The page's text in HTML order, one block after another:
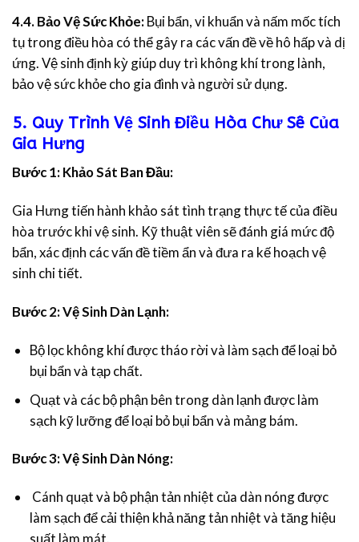
4.4. Bảo Vệ Sức Khỏe:Bụi bẩn, vi khuẩn và nấm mốc tích
tụ trong điều hòa có thể gây ra các vấn đề về hô hấp và dị
ứng. Vệ sinh định kỳ giúp duy trì không khí trong lành,
bảo vệ sức khỏe cho gia đình và người sử dụng.
5. Quy Trình Vệ Sinh Điều Hòa Chư Sê Của
Gia Hưng
Bước 1: Khảo Sát Ban Đầu:
Gia Hưng tiến hành khảo sát tình trạng thực tế của điều
hòa trước khi vệ sinh. Kỹ thuật viên sẽ đánh giá mức độ
bẩn, xác định các vấn đề tiềm ẩn và đưa ra kế hoạch vệ
sinh chi tiết.
Bước 2: Vệ Sinh Dàn Lạnh:
Bộ lọc không khí được tháo rời và làm sạch để loại bỏ
bụi bẩn và tạp chất.
Quạt và các bộ phận bên trong dàn lạnh được làm
sạch kỹ lưỡng để loại bỏ bụi bẩn và mảng bám.
Bước 3: Vệ Sinh Dàn Nóng:
Cánh quạt và bộ phận tản nhiệt của dàn nóng được
làm sạch để cải thiện khả năng tản nhiệt và tăng hiệu
suất làm mát.